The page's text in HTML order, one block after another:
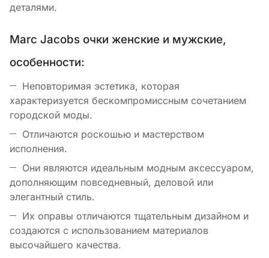
деталями.
Marc Jacobs очки женские и мужские,
особенности:
Неповторимая эстетика, которая
характеризуется бескомпромиссным сочетанием
городской моды.
Отличаются роскошью и мастерством
исполнения.
Они являются идеальным модным аксессуаром,
дополняющим повседневный, деловой или
элегантный стиль.
Их оправы отличаются тщательным дизайном и
создаются с использованием материалов
высочайшего качества.